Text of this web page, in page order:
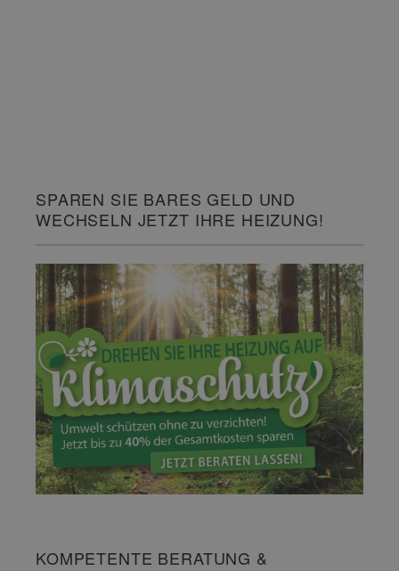
SPAREN SIE BARES GELD UND
WECHSELN JETZT IHRE HEIZUNG!
KOMPETENTE BERATUNG &